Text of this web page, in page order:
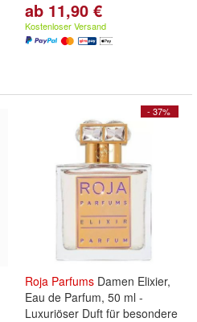
ab 11,90 €
Kostenloser Versand
- 37%
Roja Parfums Damen Elixier,
Eau de Parfum, 50 ml -
Luxuriöser Duft für besondere